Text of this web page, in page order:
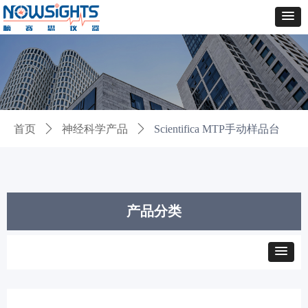
首页 ꄲ 神经科学产品 ꄲ Scientifica MTP手动样品台
产品分类